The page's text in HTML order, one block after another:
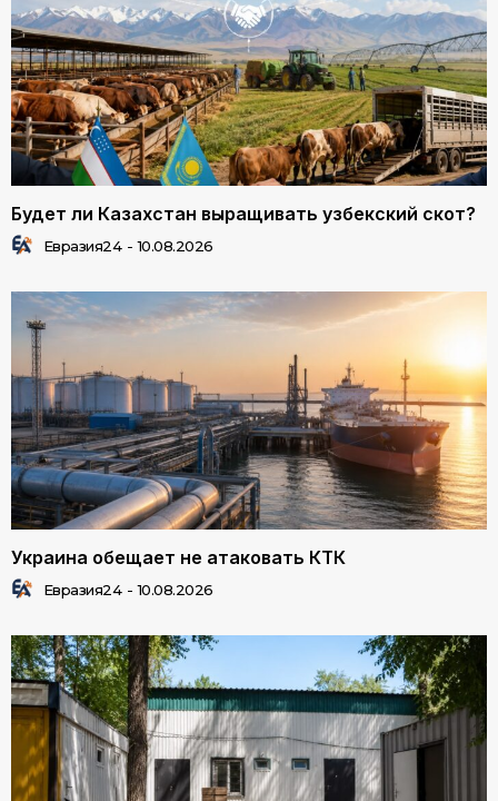
Будет ли Казахстан выращивать узбекский скот?
Евразия24 - 10.08.2026
Украина обещает не атаковать КТК
Евразия24 - 10.08.2026